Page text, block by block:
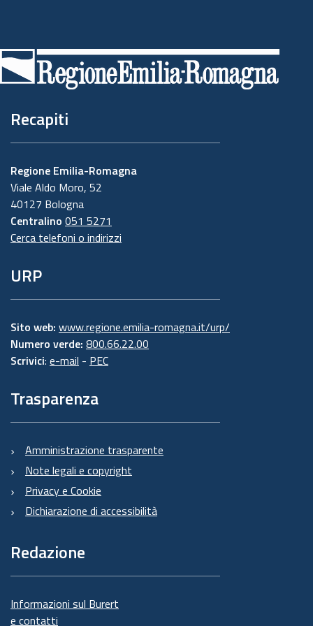
di
pagina
Recapiti
Regione Emilia-Romagna
Viale Aldo Moro, 52
40127 Bologna
Centralino 051 5271
Cerca telefoni o indirizzi
URP
Sito web: www.regione.emilia-romagna.it/urp/
Numero verde: 800.66.22.00
Scrivici: e-mail - PEC
Trasparenza
Amministrazione trasparente
Note legali e copyright
Privacy e Cookie
Dichiarazione di accessibilità
Redazione
Informazioni sul Burert
e contatti